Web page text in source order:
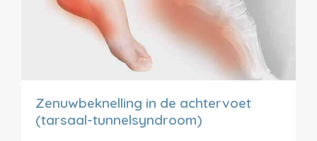
Zenuwbeknelling in de achtervoet
(tarsaal-tunnelsyndroom)